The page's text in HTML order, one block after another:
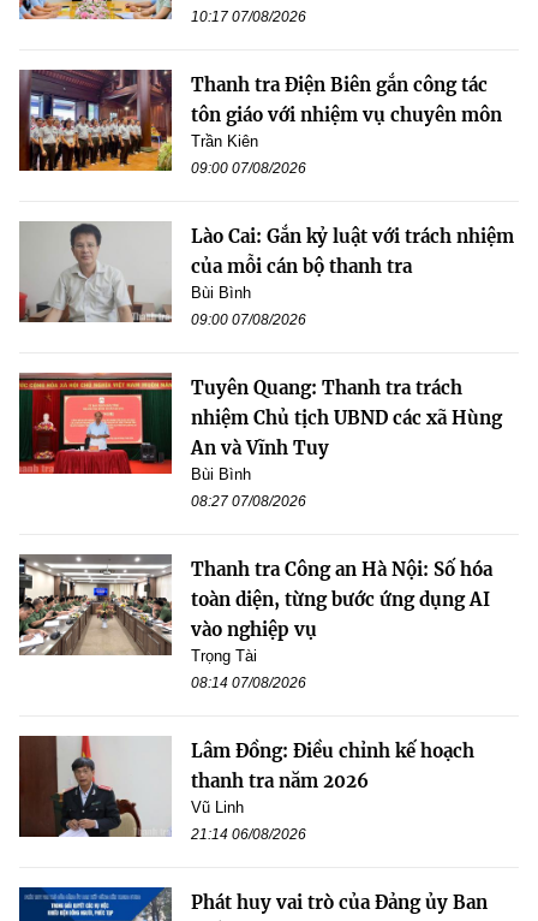
10:17 07/08/2026
Thanh tra Điện Biên gắn công tác
tôn giáo với nhiệm vụ chuyên môn
Trần Kiên
09:00 07/08/2026
Lào Cai: Gắn kỷ luật với trách nhiệm
của mỗi cán bộ thanh tra
Bùi Bình
09:00 07/08/2026
Tuyên Quang: Thanh tra trách
nhiệm Chủ tịch UBND các xã Hùng
An và Vĩnh Tuy
Bùi Bình
08:27 07/08/2026
Thanh tra Công an Hà Nội: Số hóa
toàn diện, từng bước ứng dụng AI
vào nghiệp vụ
Trọng Tài
08:14 07/08/2026
Lâm Đồng: Điều chỉnh kế hoạch
thanh tra năm 2026
Vũ Linh
21:14 06/08/2026
Phát huy vai trò của Đảng ủy Ban